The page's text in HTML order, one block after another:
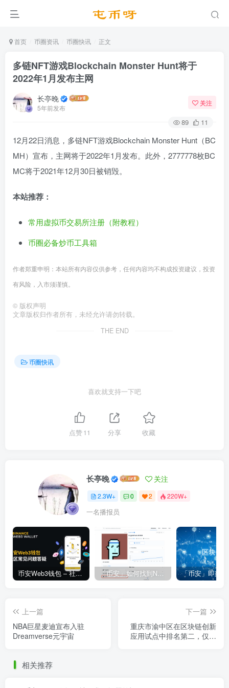
首页 币圈资讯 币圈快讯 正文
多链NFT游戏Blockchain Monster Hunt将于
2022年1月发布主网
长亭晚
5年前发布
关注
89 11
12月22日消息，多链NFT游戏Blockchain Monster Hunt（BC
MH）宣布，主网将于2022年1月发布。此外，2777778枚BC
MC将于2021年12月30日被销毁。
本站推荐：
常用虚拟币交易所注册（附教程）
币圈必备炒币工具箱
作者郑重申明：本站所有内容仅供参考，任何内容均不构成投资建议，投资
有风险，入市须谨慎。
© 版权声明
文章版权归作者所有，未经允许请勿转载。
THE END
币圈快讯
喜欢就支持一下吧
点赞11 分享 收藏
长亭晚 关注
2.3W+ 0 2 220W+
一名播报员
币安Web3钱包 – 社区常见问题答疑 「币安」如何找到NFT合约地址？
上一篇
NBA巨星麦迪宣布入驻
Dreamverse元宇宙
下一篇
重庆市渝中区在区块链创新
应用试点中排名第二，仅次
相关推荐